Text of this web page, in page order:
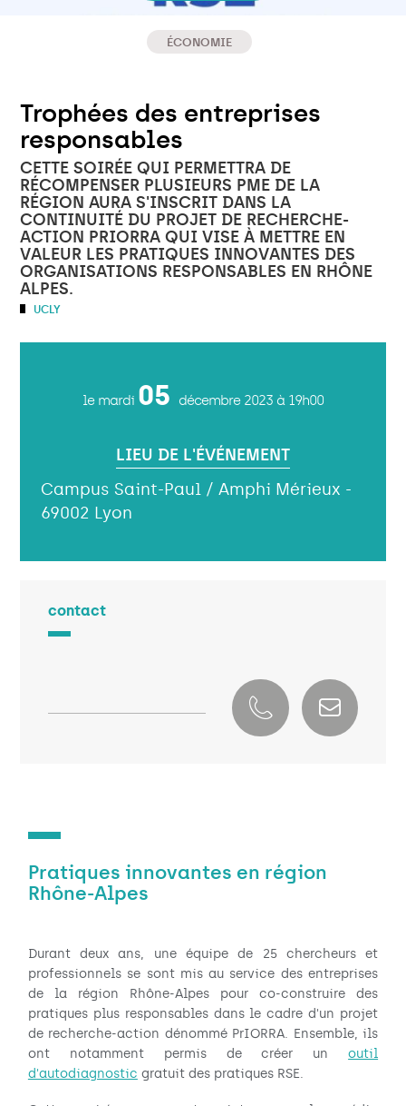
ÉCONOMIE
Trophées des entreprises
responsables
CETTE SOIRÉE QUI PERMETTRA DE
RÉCOMPENSER PLUSIEURS PME DE LA
RÉGION AURA S'INSCRIT DANS LA
CONTINUITÉ DU PROJET DE RECHERCHE-
ACTION PRIORRA QUI VISE À METTRE EN
VALEUR LES PRATIQUES INNOVANTES DES
ORGANISATIONS RESPONSABLES EN RHÔNE
ALPES.
UCLY
le mardi 05 décembre 2023 à 19h00
LIEU DE L'ÉVÉNEMENT
Campus Saint-Paul / Amphi Mérieux -
69002 Lyon
contact
Pratiques innovantes en région
Rhône-Alpes
Durant deux ans, une équipe de 25 chercheurs et
professionnels se sont mis au service des entreprises
de la région Rhône-Alpes pour co-construire des
pratiques plus responsables dans le cadre d'un projet
de recherche-action dénommé PrIORRA. Ensemble, ils
ont notamment permis de créer unoutil
d'autodiagnostic gratuit des pratiques RSE.